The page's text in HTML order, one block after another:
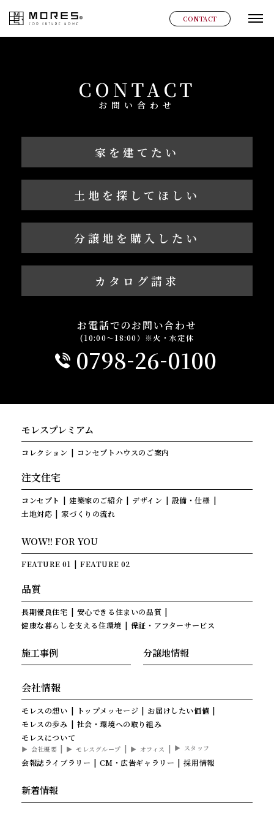
MORES CONTACT グ
CONTACT
お問い合わせ
家を建てたい
土地を探してほしい
分譲地を購入したい
カタログ請求
お電話でのお問い合わせ
(10:00～18:00）※火・水定休
0798-26-0100
モレスプレミアム
コレクション コンセプトハウスのご案内
注文住宅
コンセプト 建築家のご紹介 デザイン
設備・仕様
土地対応
家づくりの流れ
WOW!! FOR YOU
FEATURE 01 FEATURE 02
品質
長期優良住宅
安心できる住まいの品質
健康な暮らしを支える住環境
保証・アフターサービス
施工事例 分譲地情報
会社情報
モレスの想い トップメッセージ
お届けしたい価値
モレスの歩み
社会・環境への取り組み
モレスについて
会社概要 モレスグループ オフィス スタッフ
会報誌ライブラリー CM・広告ギャラリー 採用情報
新着情報